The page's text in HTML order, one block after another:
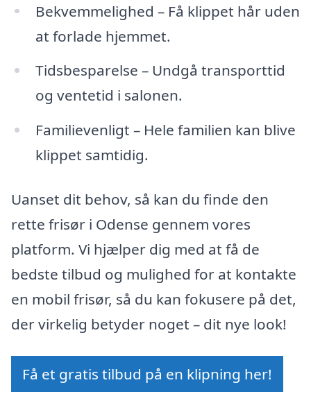
Bekvemmelighed – Få klippet hår uden
at forlade hjemmet.
Tidsbesparelse – Undgå transporttid
og ventetid i salonen.
Familievenligt – Hele familien kan blive
klippet samtidig.
Uanset dit behov, så kan du finde den
rette frisør i Odense gennem vores
platform. Vi hjælper dig med at få de
bedste tilbud og mulighed for at kontakte
en mobil frisør, så du kan fokusere på det,
der virkelig betyder noget – dit nye look!
Få et gratis tilbud på en klipning her!